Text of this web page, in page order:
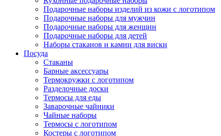
Подарочные наборы изделий из кожи с логотипом
Подарочные наборы для мужчин
Подарочные наборы для женщин
Подарочные наборы для детей
Наборы стаканов и камни для виски
Посуда
Стаканы
Барные аксессуары
Термокружки с логотипом
Разделочные доски
Термосы для еды
Заварочные чайники
Чайные наборы
Термосы с логотипом
Костеры с логотипом